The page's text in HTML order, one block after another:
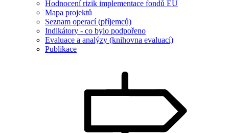
Hodnocení rizik implementace fondů EU
Mapa projektů
Seznam operací (příjemců)
Indikátory - co bylo podpořeno
Evaluace a analýzy (knihovna evaluací)
Publikace